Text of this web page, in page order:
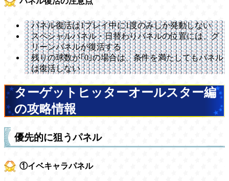
パネル復活は1プレイ中に1度のみしか発動しない
スペシャルパネル・日替わりパネルの位置には、グ
リーンパネルが復活する
残りの球数が｢0｣の場合は、条件を満たしてもパネル
は復活しない
ターゲットヒッターオールスター編
の攻略情報
優先的に狙うパネル
①イベキャラパネル